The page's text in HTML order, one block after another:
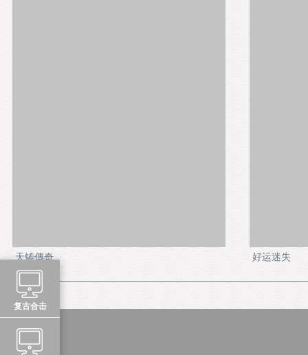
天铸傳奇 好运迷失
复古合击